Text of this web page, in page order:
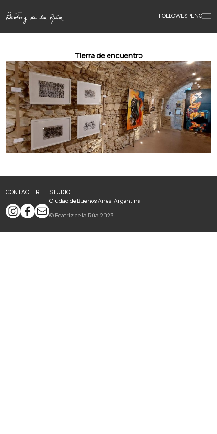
FOLLOWESPENG
Accueil
Œuvres
Textes
Biographie
Livres
Actualités
Tierra de encuentro
CONTACTER
STUDIO
Ciudad de Buenos Aires, Argentina
© Beatriz de la Rúa 2023